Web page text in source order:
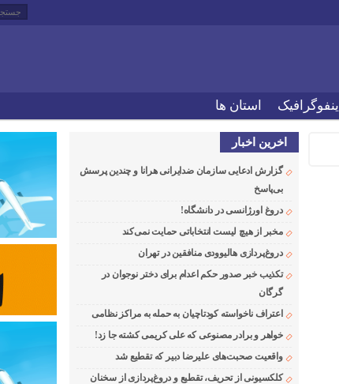
اینفوگرافیک استان ها
اخرین اخبار
گزارش ادعایی سازمان ضدایرانی هرانا و چندین پرسش
بی‌پاسخ
دروغ اورژانسی در دانشگاه!
مخبر از هیچ لیست انتخاباتی حمایت نمی‌کند
دروغ‌پردازی هالیوودی منافقین در تهران
تکذیب خبر صدور حکم اعدام برای دختر نوجوان در
گرگان
اعتراف ناخواسته کودتاچیان به حمله به مراکز نظامی
خواهر و برادر مصنوعی که علی کریمی کشته جا زد!
واقعیت صحبت‌های علیرضا دبیر که تقطیع شد
کلکسیونی از تحریف، تقطیع و دروغ‌پردازی از سخنان